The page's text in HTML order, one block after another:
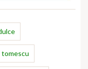
tomescu